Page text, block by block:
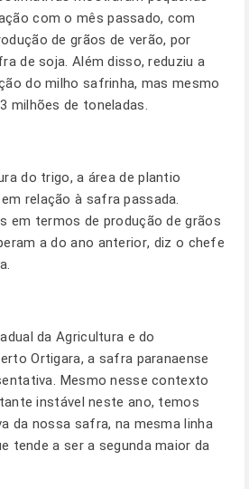
com o mês passado, com
de grãos de verão, por
de soja. Além disso, reduziu a
do milho safrinha, mas mesmo
milhões de toneladas.
do trigo, a área de plantio
relação à safra passada.
em termos de produção de grãos
a do ano anterior, diz o chefe
da Agricultura e do
Ortigara, a safra paranaense
Mesmo nesse contexto
instável neste ano, temos
da nossa safra, na mesma linha
tende a ser a segunda maior da